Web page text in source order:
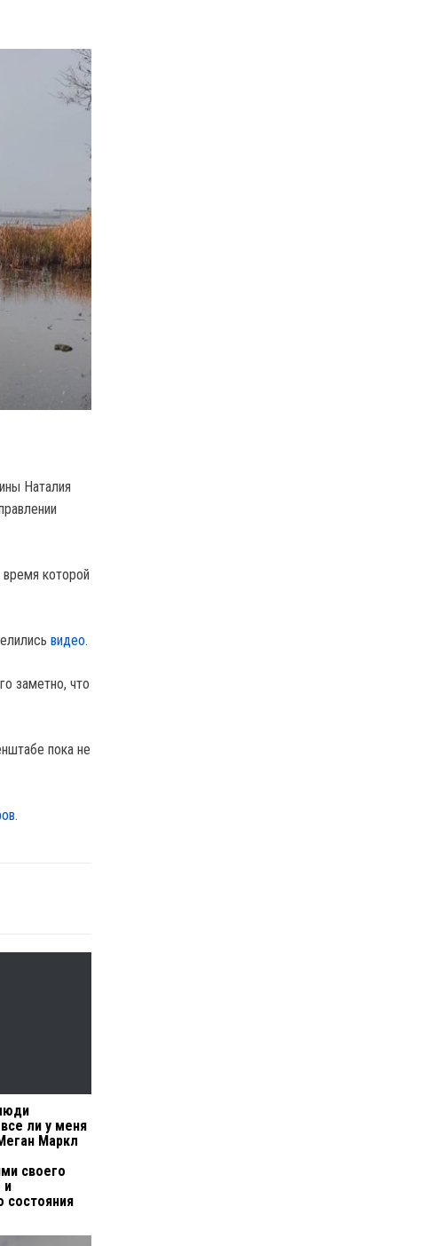
Наталия
которой
видео.
заметно, что
пока не
ли у меня
Маркл
своего
и
состояния